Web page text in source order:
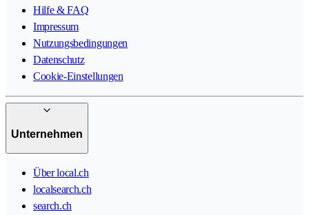
Hilfe & FAQ
Impressum
Nutzungsbedingungen
Datenschutz
Cookie-Einstellungen
Unternehmen
Über local.ch
localsearch.ch
search.ch